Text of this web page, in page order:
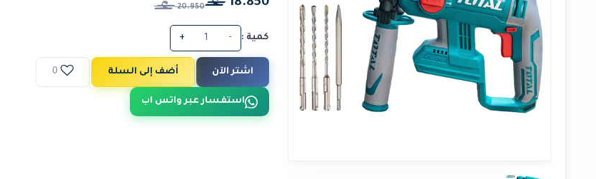
18.850
20.950
كمية : -
+
اشتر الآن أضف إلى السلة 0
استفسار عبر واتس اب